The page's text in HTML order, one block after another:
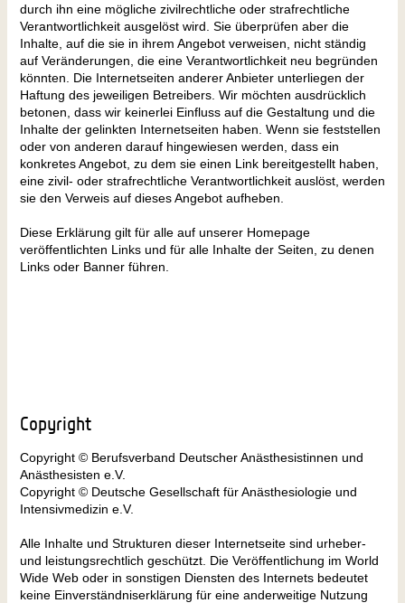
durch ihn eine mögliche zivilrechtliche oder strafrechtliche
Verantwortlichkeit ausgelöst wird. Sie überprüfen aber die
Inhalte, auf die sie in ihrem Angebot verweisen, nicht ständig
auf Veränderungen, die eine Verantwortlichkeit neu begründen
könnten. Die Internetseiten anderer Anbieter unterliegen der
Haftung des jeweiligen Betreibers. Wir möchten ausdrücklich
betonen, dass wir keinerlei Einfluss auf die Gestaltung und die
Inhalte der gelinkten Internetseiten haben. Wenn sie feststellen
oder von anderen darauf hingewiesen werden, dass ein
konkretes Angebot, zu dem sie einen Link bereitgestellt haben,
eine zivil- oder strafrechtliche Verantwortlichkeit auslöst, werden
sie den Verweis auf dieses Angebot aufheben.
Diese Erklärung gilt für alle auf unserer Homepage
veröffentlichten Links und für alle Inhalte der Seiten, zu denen
Links oder Banner führen.
Copyright
Copyright © Berufsverband Deutscher Anästhesistinnen und
Anästhesisten e.V.
Copyright © Deutsche Gesellschaft für Anästhesiologie und
Intensivmedizin e.V.
Alle Inhalte und Strukturen dieser Internetseite sind urheber-
und leistungsrechtlich geschützt. Die Veröffentlichung im World
Wide Web oder in sonstigen Diensten des Internets bedeutet
keine Einverständniserklärung für eine anderweitige Nutzung